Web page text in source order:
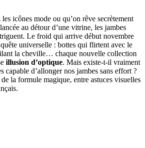
icônes mode ou qu’on rêve secrètement
au détour d’une vitrine, les jambes
Le froid qui arrive début novembre
universelle : bottes qui flirtent avec le
la cheville… chaque nouvelle collection
illusion d’optique. Mais existe-t-il vraiment
capable d’allonger nos jambes sans effort ?
la formule magique, entre astuces visuelles